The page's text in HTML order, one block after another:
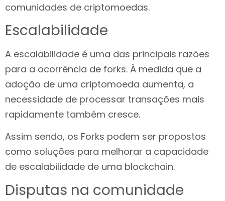
comunidades de criptomoedas.
Escalabilidade
A escalabilidade é uma das principais razões
para a ocorrência de forks. À medida que a
adoção de uma criptomoeda aumenta, a
necessidade de processar transações mais
rapidamente também cresce.
Assim sendo, os Forks podem ser propostos
como soluções para melhorar a capacidade
de escalabilidade de uma blockchain.
Disputas na comunidade